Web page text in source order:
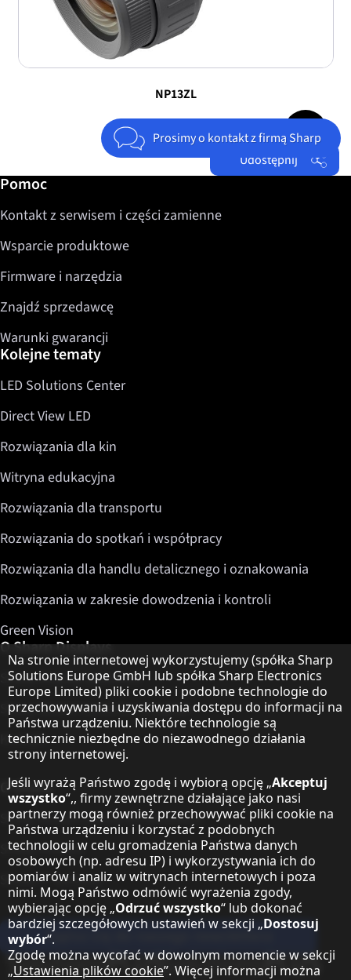
NP13ZL
Prosimy o kontakt z firmą Sharp
Udostępnij
Jump to top
Dalsze informacje / Pomoc
Pomoc
Kontakt z serwisem i części zamienne
Wsparcie produktowe
Firmware i narzędzia
Znajdź sprzedawcę
Warunki gwarancji
Kolejne tematy
LED Solutions Center
Direct View LED
Rozwiązania dla kin
Witryna edukacyjna
Rozwiązania dla transportu
Rozwiązania do spotkań i współpracy
Rozwiązania dla handlu detalicznego i oznakowania
Rozwiązania w zakresie dowodzenia i kontroli
Green Vision
O Sharp Displays
Sharp Display Solutions
Sharp Global Customer Program
Kontakt
O Sharp
Sharp Europe (Sharp for Business)
Sharp Printers
Sharp IT Services
Zapisz się do naszego newslettera
Our partner programmes
Informacja o ochronie danych
Na stronie internetowej wykorzystujemy (spółka Sharp
Solutions Europe GmbH lub spółka Sharp Electronics
Europe Limited) pliki cookie i podobne technologie do
przechowywania i uzyskiwania dostępu do informacji na
Państwa urządzeniu. Niektóre technologie są
technicznie niezbędne do niezawodnego działania
strony internetowej.
Jeśli wyrażą Państwo zgodę i wybiorą opcję „Akceptuj
wszystko“,, firmy zewnętrzne działające jako nasi
partnerzy mogą również przechowywać pliki cookie na
Państwa urządzeniu i korzystać z podobnych
technologii w celu gromadzenia Państwa danych
osobowych (np. adresu IP) i wykorzystywania ich do
pomiarów i analiz w witrynach internetowych i poza
nimi. Mogą Państwo odmówić wyrażenia zgody,
wybierając opcję „Odrzuć wszystko“ lub dokonać
bardziej szczegółowych ustawień w sekcji „Dostosuj
wybór“.
Zgodę można wycofać w dowolnym momencie w sekcji
„Ustawienia plików cookie”. Więcej informacji można